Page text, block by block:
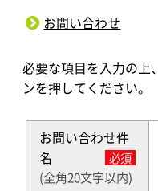
お問い合わせ
必要な項目を入力の上
ンを押してください。
お問い合わせ件
名
必須
(全角20文字以内)